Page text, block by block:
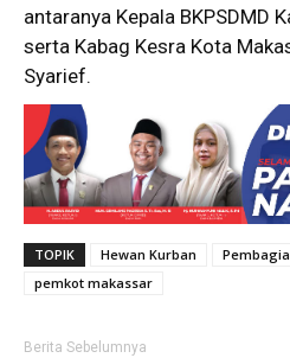
antaranya Kepala BKPSDMD
serta Kabag Kesra Kota
Syarief.
TOPIK Hewan Kurban
pemkot makassar
Berita Sebelumnya